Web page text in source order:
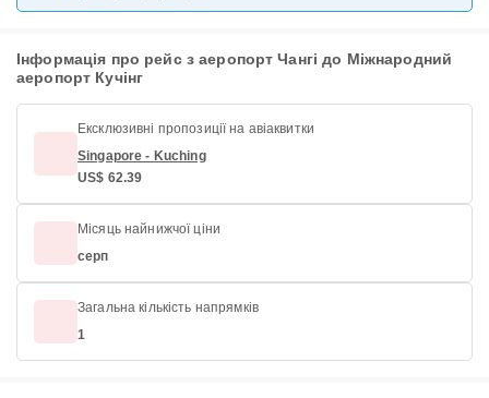
Інформація про рейс з аеропорт Чангі до Міжнародний
аеропорт Кучінг
Ексклюзивні пропозиції на авіаквитки
Singapore - Kuching
US$ 62.39
Місяць найнижчої ціни
серп
Загальна кількість напрямків
1